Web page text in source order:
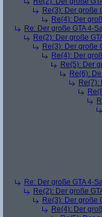
Re(3): Der große
Re(4): Der
Re: Der große GTA 4-
Re(2): Der große
Re(3): Der große
Re(4): Der
Re(5): Der
Re(6):
Re(7):
Re: Der große GTA 4-
Re(2): Der große
Re(3): Der große
Re(4): Der